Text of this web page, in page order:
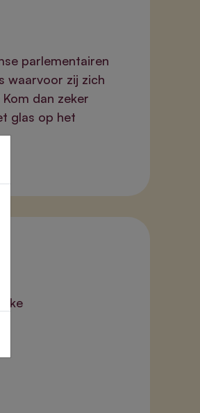
parlementairen
waarvoor zij zich
dan zeker
glas op het